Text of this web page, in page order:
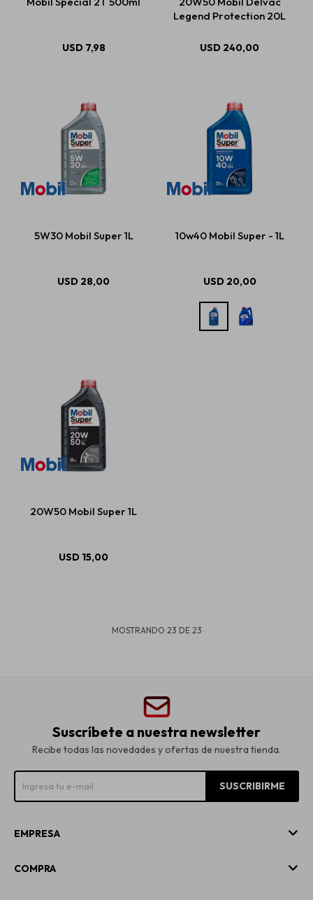
USD 7,98
Legend Protection 20L
USD 240,00
5W30 Mobil Super 1L
USD 28,00
10w40 Mobil Super - 1L
USD 20,00
20W50 Mobil Super 1L
USD 15,00
MOSTRANDO 23 DE 23
Suscríbete a nuestra newsletter
Recibe todas las novedades y ofertas de nuestra tienda.
SUSCRIBIRME
EMPRESA
COMPRA